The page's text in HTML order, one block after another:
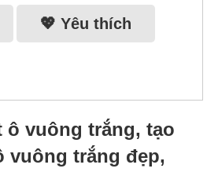
💖 Yêu thích
vuông trắng, tạo
vuông trắng đẹp,